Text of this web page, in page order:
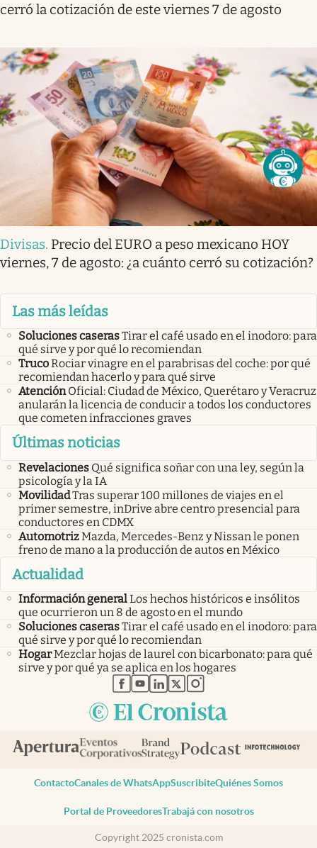
cerró la cotización de este viernes 7 de agosto
Divisas. Precio del EURO a peso mexicano HOY
viernes, 7 de agosto: ¿a cuánto cerró su cotización?
Las más leídas
Soluciones caserasTirar el café usado en el inodoro: para
qué sirve y por qué lo recomiendan
TrucoRociar vinagre en el parabrisas del coche: por qué
recomiendan hacerlo y para qué sirve
Atención Oficial: Ciudad de México, Querétaro y Veracruz
anularán la licencia de conducir a todos los conductores
que cometen infracciones graves
Últimas noticias
Revelaciones Qué significa soñar con una ley, según la
psicología y la IA
MovilidadTras superar 100 millones de viajes en el
primer semestre, inDrive abre centro presencial para
conductores en CDMX
AutomotrizMazda, Mercedes-Benz y Nissan le ponen
freno de mano a la producción de autos en México
Actualidad
Información generalLos hechos históricos e insólitos
que ocurrieron un 8 de agosto en el mundo
Soluciones caserasTirar el café usado en el inodoro: para
qué sirve y por qué lo recomiendan
HogarMezclar hojas de laurel con bicarbonato: para qué
sirve y por qué ya se aplica en los hogares
abre en nueva pestaña
abre en nueva pestaña
abre en nueva pestaña
abre en nueva pestaña
abre en nueva pestaña
ContactoCanales de WhatsAppSuscribiteQuiénes Somos
Portal de ProveedoresTrabajá con nosotros
Copyright 2025 cronista.com